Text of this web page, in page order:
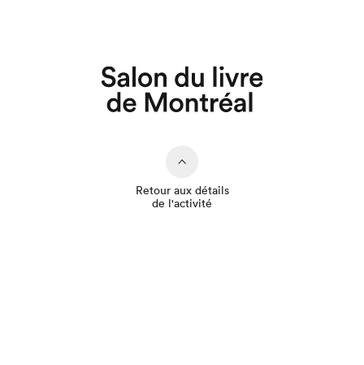
Retour aux détails
de l'activité